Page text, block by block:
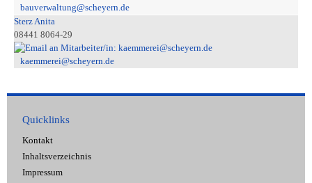
bauverwaltung@scheyern.de
Sterz Anita
08441 8064-29
kaemmerei@scheyern.de
Quicklinks
Kontakt
Inhaltsverzeichnis
Impressum